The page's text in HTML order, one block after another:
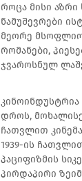
როცა მისი
ნამუშევრები
მეორე
რომანები,
ჯვაროსნულ
კინოინდუსტრია
დროს,
ჩათვლით
1939-ის
პაციფიზმის
პირდაპირი